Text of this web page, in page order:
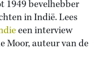
1949 bevelhebber
in Indië. Lees
een interview
Moor, auteur van de